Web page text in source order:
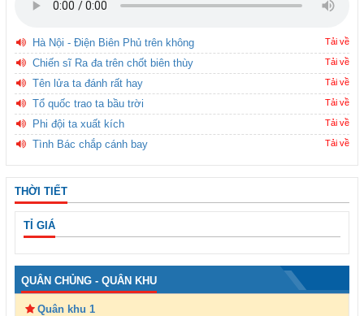
Hà Nội - Điện Biên Phủ trên không Tải về
Chiến sĩ Ra đa trên chốt biên thùy Tải về
Tên lửa ta đánh rất hay Tải về
Tổ quốc trao ta bầu trời Tải về
Phi đội ta xuất kích Tải về
Tình Bác chắp cánh bay Tải về
THỜI TIẾT
TỈ GIÁ
QUÂN CHỦNG - QUÂN KHU
Quân khu 1